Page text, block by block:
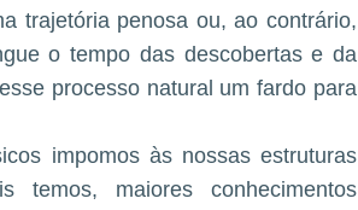
trajetória penosa ou, ao contrário,
o tempo das descobertas e da
processo natural um fardo para
impomos às nossas estruturas
temos, maiores conhecimentos